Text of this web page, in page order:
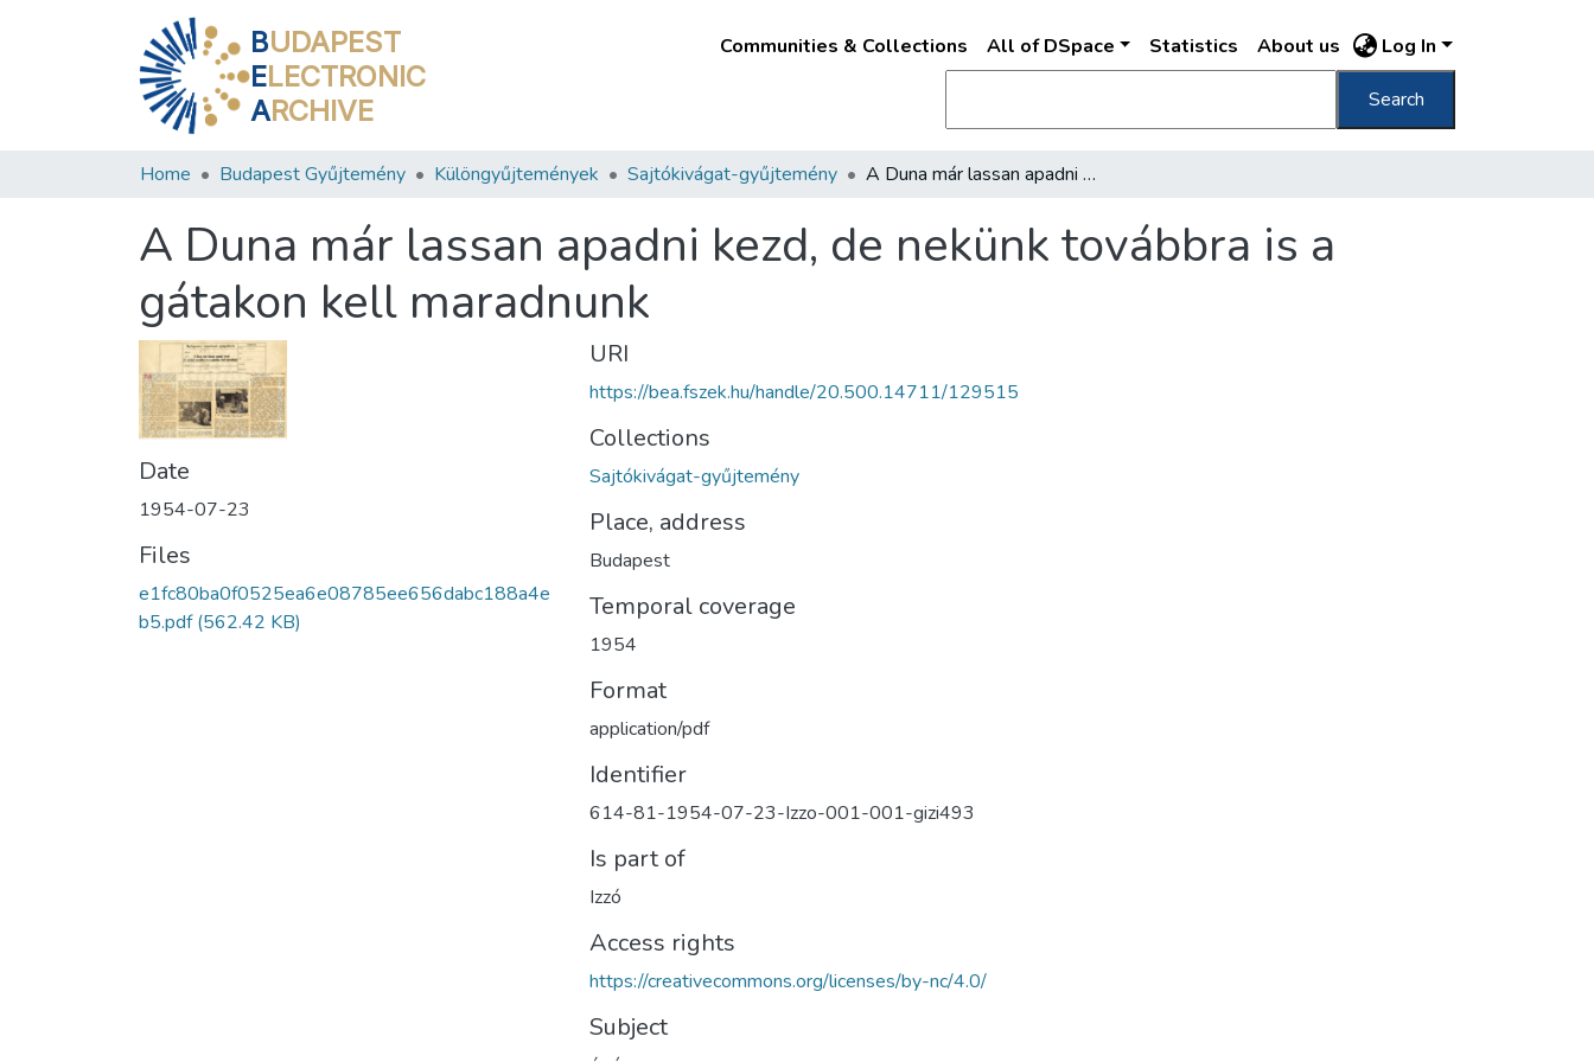
BUDAPEST
ELECTRONIC
ARCHIVE
Communities & Collections All of DSpace Statistics About us Log In
Search
Home Budapest Gyűjtemény Különgyűjtemények Sajtókivágat-gyűjtemény A Duna már lassan apadni kezd, de nekünk továbbra is a gátakon kell maradnunk
A Duna már lassan apadni kezd, de nekünk továbbra is a
gátakon kell maradnunk
Date
1954-07-23
Files
e1fc80ba0f0525ea6e08785ee656dabc188a4e
b5.pdf(562.42 KB)
URI
https://bea.fszek.hu/handle/20.500.14711/129515
Collections
Sajtókivágat-gyűjtemény
Place, address
Budapest
Temporal coverage
1954
Format
application/pdf
Identifier
614-81-1954-07-23-Izzo-001-001-gizi493
Is part of
Izzó
Access rights
https://creativecommons.org/licenses/by-nc/4.0/
Subject